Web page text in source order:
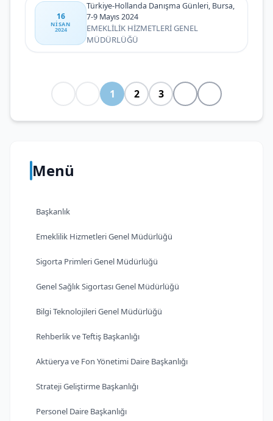
Menü
Başkanlık
Emeklilik Hizmetleri Genel Müdürlüğü
Sigorta Primleri Genel Müdürlüğü
Genel Sağlık Sigortası Genel Müdürlüğü
Bilgi Teknolojileri Genel Müdürlüğü
Rehberlik ve Teftiş Başkanlığı
Aktüerya ve Fon Yönetimi Daire Başkanlığı
Strateji Geliştirme Başkanlığı
Personel Daire Başkanlığı
16
NISAN
2024
Türkiye-Hollanda Danışma Günleri, Bursa,
7-9 Mayıs 2024
EMEKLİLİK HİZMETLERİ GENEL
MÜDÜRLÜĞÜ
1 2 3